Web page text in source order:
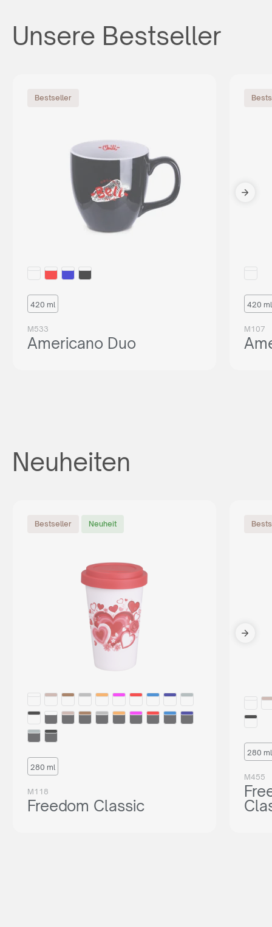
Unsere Bestseller
Bestseller
420 ml
M533
Americano Duo
420 ml
M107
Neuheiten
Bestseller Neuheit
280 ml
M118
Freedom Classic
280 ml
M455